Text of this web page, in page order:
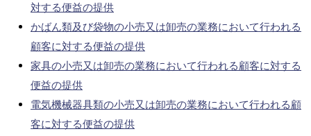
対する便益の提供
かばん類及び袋物の小売又は卸売の業務において行われる
顧客に対する便益の提供
家具の小売又は卸売の業務において行われる顧客に対する
便益の提供
電気機械器具類の小売又は卸売の業務において行われる顧
客に対する便益の提供